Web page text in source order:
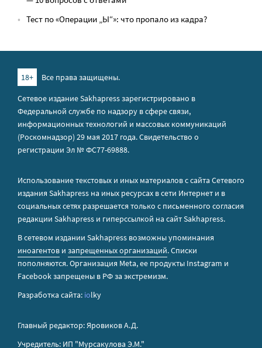
Тест по «Операции „Ы“»: что пропало из кадра?
18+
Все права защищены.
Сетевое издание Sakhapress зарегистрировано в
Федеральной службе по надзору в сфере связи,
информационных технологий и массовых коммуникаций
(Роскомнадзор) 29 мая 2017 года. Свидетельство о
регистрации Эл № ФС77-69888.
Использование текстовых и иных материалов с сайта Сетевого
издания Sakhapress на иных ресурсах в сети Интернет и в
социальных сетях разрешается только с письменного согласия
редакции Sakhapress и гиперссылкой на сайт Sakhapress.
В сетевом издании Sakhapress возможны упоминания
иноагентов и запрещенных организаций. Списки
пополняются. Организация Metа, ее продукты Instagram и
Facebook запрещены в РФ за экстремизм.
Разработка сайта: iolky
Главный редактор: Яровиков А.Д.
Учредитель: ИП "Мурсакулова Э.М."